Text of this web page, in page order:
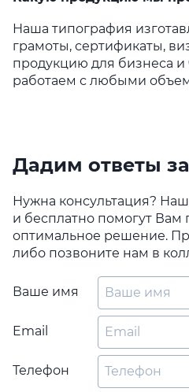
Наша типография
грамоты, сертификаты,
продукцию для бизнеса
работаем с любыми
Дадим ответы
Нужна консультация?
и бесплатно помогут Вам
оптимальное решение.
либо позвоните нам в
Ваше имя
Email
Телефон